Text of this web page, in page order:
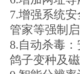
7.增强系统安
管家等强制启
8.自动杀毒
鸽子变种及